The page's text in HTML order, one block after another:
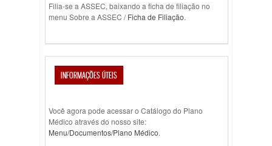
Filia-se a ASSEC, baixando a ficha de filiação no
menu Sobre a ASSEC /Ficha de Filiação.
INFORMAÇÕES ÚTEIS
Você agora pode acessar o Catálogo do Plano
Médico através do nosso site:
Menu/Documentos/Plano Médico.